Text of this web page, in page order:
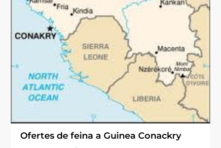
Ofertes de feina a Guinea Conackry